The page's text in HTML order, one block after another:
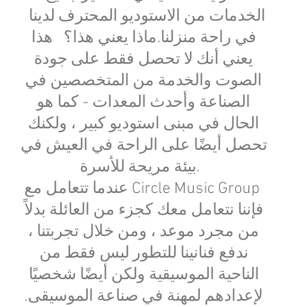
الخدمات من الاستوديو المحترف لدينا
في راحة منزلنا.ماذا يعني هذا؟ هذا
يعني أنك لا تحصل فقط على جودة
الصوت والخدمة من المتخصصين في
الصناعة وأحدث المعدات - كما هو
الحال في مبنى استوديو كبير ، ولكنك
تحصل أيضًا على الراحة في العيش في
بيئة مريحة للأسرة.
عندما تتعامل مع Circle Music Group
فإننا نتعامل معك كجزء من العائلة بدلاً
من مجرد موعد ، ومن خلال تجربتنا ،
ندفع فنانينا للتطور ليس فقط من
الناحية الموسيقية ولكن أيضًا شخصيًا
لإعدادهم لمهنة في صناعة الموسيقى.